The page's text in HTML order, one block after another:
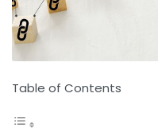
Table of Contents